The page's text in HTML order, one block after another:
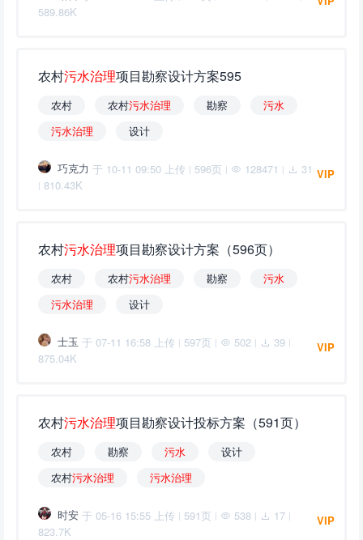
589.86K
农村污水治理项目勘察设计方案595
农村 农村污水治理 勘察 污水
污水治理 设计
巧克力 于 10-11 09:50 上传 | 596页 | 128471 | 31
| 810.43K
VIP
农村污水治理项目勘察设计方案（596页）
农村 农村污水治理 勘察 污水
污水治理 设计
士玉 于 07-11 16:58 上传 | 597页 | 502 | 39 |
875.04K
VIP
农村污水治理项目勘察设计投标方案（591页）
农村 勘察 污水
设计
农村污水治理 污水治理
时安 于 05-16 15:55 上传 | 591页 | 538 | 17 |
823.7K
VIP